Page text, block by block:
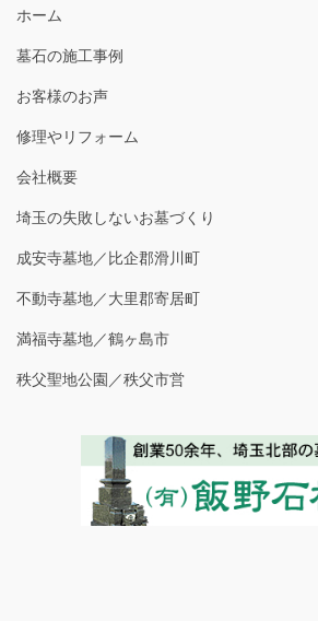
ホーム
墓石の施工事例
お客様のお声
修理やリフォーム
会社概要
埼玉の失敗しないお墓づくり
成安寺墓地／比企郡滑川町
不動寺墓地／大里郡寄居町
満福寺墓地／鶴ヶ島市
秩父聖地公園／秩父市営